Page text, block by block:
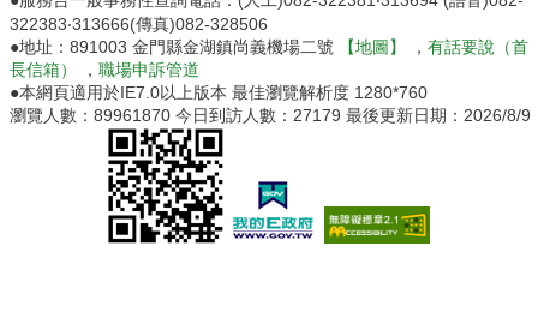
322383‧313666(傳真)082-328506
●地址：891003 金門縣金湖鎮尚義機場二號
【地圖】 ， 有話要說（首
長信箱）
， 職場申訴管道
●本網頁適用於IE7.0以上版本 最佳瀏覽解析度 1280*760
瀏覽人數： 89961870 今日到訪人數： 27179 最後更新日期： 2026/8/9